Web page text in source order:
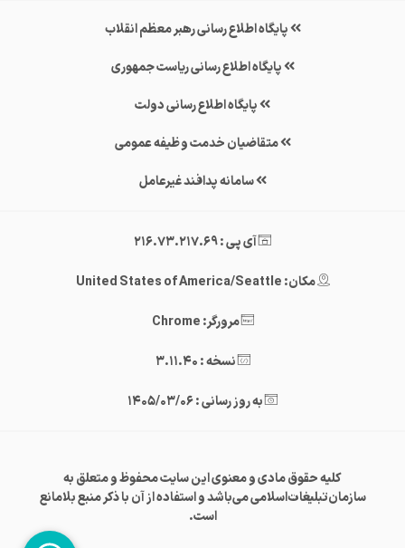
پایگاه اطلاع رسانی رهبر معظم انقلاب
پایگاه اطلاع رسانی ریاست جمهوری
پایگاه اطلاع رسانی دولت
متقاضیان خدمت وظیفه عمومی
سامانه پدافند غیرعامل
آی پی : 216.73.217.69
مکان: United States of America/Seattle
مرورگر: Chrome
نسخه : 3.11.40
به روز رسانی : 1405/03/06
کلیه حقوق مادی و معنوی این سایت محفوظ و متعلق به
سازمان‌تبلیغات‌اسلامی می‌باشد و استفاده از آن با ذکر منبع بلامانع
است.